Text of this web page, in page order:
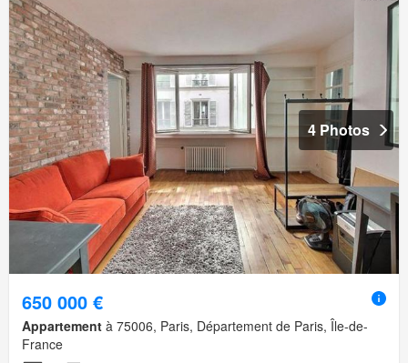
4 Photos
650 000 €
Appartement à 75006, Paris, Département de Paris, Île-de-
France